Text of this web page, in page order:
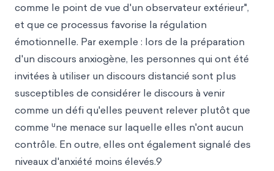
comme le point de vue d'un observateur extérieur",
et que ce processus favorise la régulation
émotionnelle. Par exemple : lors de la préparation
d'un discours anxiogène, les personnes qui ont été
invitées à utiliser un discours distancié sont plus
susceptibles de considérer le discours à venir
comme un défi qu'elles peuvent relever plutôt que
comme une menace sur laquelle elles n'ont aucun
contrôle. En outre, elles ont également signalé des
niveaux d'anxiété moins élevés.9